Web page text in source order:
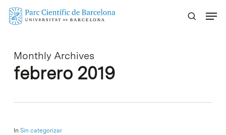
Skip
Monthly Archives
febrero 2019
In Sin categorizar